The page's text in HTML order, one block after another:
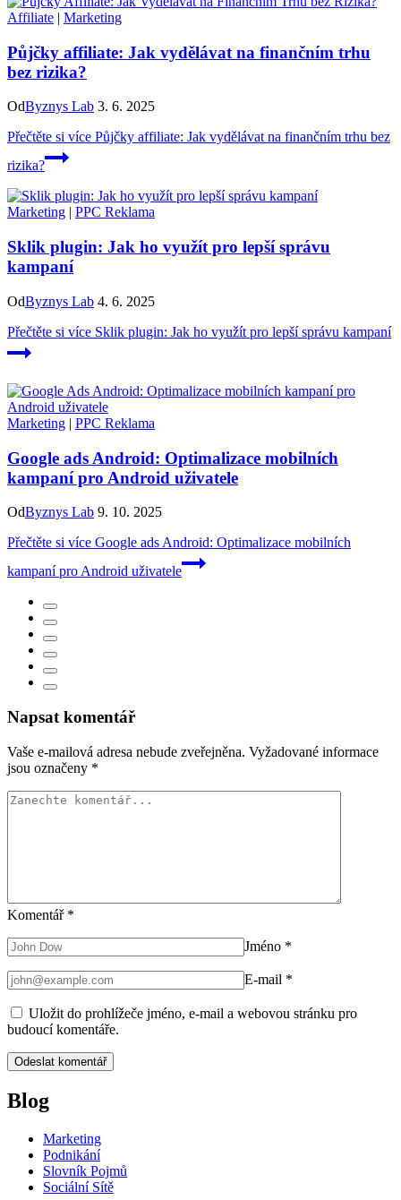
Affiliate | Marketing
Půjčky affiliate: Jak vydělávat na finančním trhu
bez rizika?
OdByznys Lab 3. 6. 2025
Přečtěte si více Půjčky affiliate: Jak vydělávat na finančním trhu bez
rizika?
Marketing | PPC Reklama
Sklik plugin: Jak ho využít pro lepší správu
kampaní
OdByznys Lab 4. 6. 2025
Přečtěte si více Sklik plugin: Jak ho využít pro lepší správu kampaní
Marketing | PPC Reklama
Google ads Android: Optimalizace mobilních
kampaní pro Android uživatele
OdByznys Lab 9. 10. 2025
Přečtěte si více Google ads Android: Optimalizace mobilních
kampaní pro Android uživatele
Napsat komentář
Vaše e-mailová adresa nebude zveřejněna. Vyžadované informace
jsou označeny *
Komentář *
Jméno *
E-mail *
Uložit do prohlížeče jméno, e-mail a webovou stránku pro
budoucí komentáře.
Blog
Marketing
Podnikání
Slovník Pojmů
Sociální Sítě